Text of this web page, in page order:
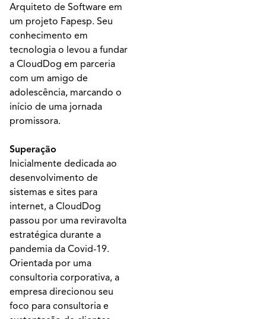
Arquiteto de Software em
um projeto Fapesp. Seu
conhecimento em
tecnologia o levou a fundar
a CloudDog em parceria
com um amigo de
adolescência, marcando o
início de uma jornada
promissora.
Superação
Inicialmente dedicada ao
desenvolvimento de
sistemas e sites para
internet, a CloudDog
passou por uma reviravolta
estratégica durante a
pandemia da Covid-19.
Orientada por uma
consultoria corporativa, a
empresa direcionou seu
foco para consultoria e